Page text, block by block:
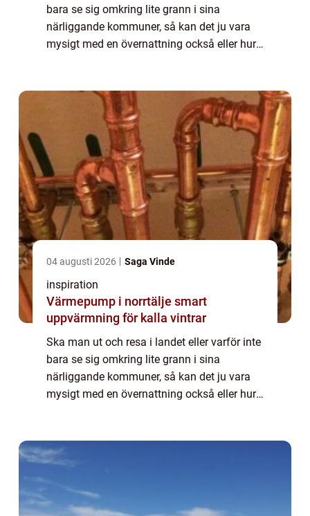
bara se sig omkring lite grann i sina
närliggande kommuner, så kan det ju vara
mysigt med en övernattning också eller hur?
04 augusti 2026 Saga Vinde
inspiration
Värmepump i norrtälje smart
uppvärmning för kalla vintrar
Ska man ut och resa i landet eller varför inte
bara se sig omkring lite grann i sina
närliggande kommuner, så kan det ju vara
mysigt med en övernattning också eller hur?